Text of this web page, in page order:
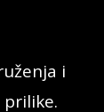
i